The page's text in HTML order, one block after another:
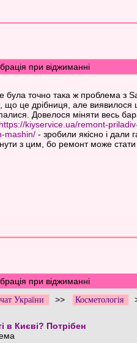
при віджиманні
була точно така ж проблема з
що це дрібниця, але виявилося
Довелося міняти весь
https://kiyservice.ua/remont-
mashin/ - зробили якісно і дали
з цим, бо ремонт може
при віджиманні
України >> Косметологія
в Києві? Потрібен